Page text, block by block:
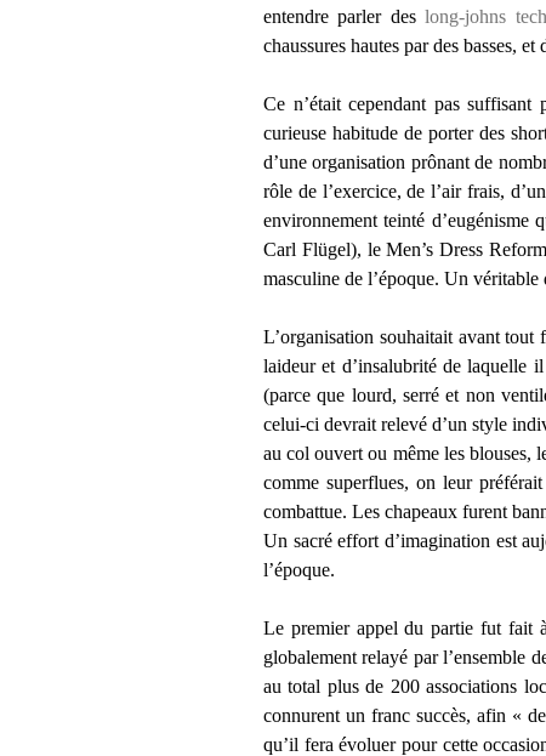
entendre parler deslong-johns
chaussures hautes par des basses,
Ce n’était cependant pas
curieuse habitude de porter des
d’une organisation prônant de
rôle de l’exercice, de l’air frais,
environnement teinté d’eugénisme
Carl Flügel), le Men’s Dress
masculine de l’époque. Un véritable
L’organisation souhaitait avant
laideur et d’insalubrité de laquelle
(parce que lourd, serré et non
celui-ci devrait relevé d’un style
au col ouvert ou même les blouses,
comme superflues, on leur
combattue. Les chapeaux furent
Un sacré effort d’imagination est
l’époque.
Le premier appel du partie fut fait
globalement relayé par l’ensemble
au total plus de 200 associations
connurent un franc succès, afin «
qu’il fera évoluer pour cette